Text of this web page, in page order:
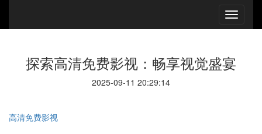
探索高清免费影视：畅享视觉盛宴
2025-09-11 20:29:14
高清免费影视